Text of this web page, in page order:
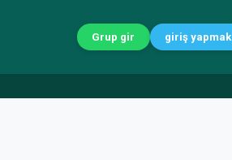
Grup gir giriş yapmak